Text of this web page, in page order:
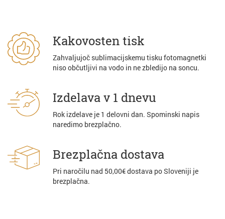
Kakovosten tisk
Zahvaljujoč sublimacijskemu tisku fotomagnetki
niso občutljivi na vodo in ne zbledijo na soncu.
Izdelava v 1 dnevu
Rok izdelave je 1 delovni dan. Spominski napis
naredimo brezplačno.
Brezplačna dostava
Pri naročilu nad 50,00€ dostava po Sloveniji je
brezplačna.